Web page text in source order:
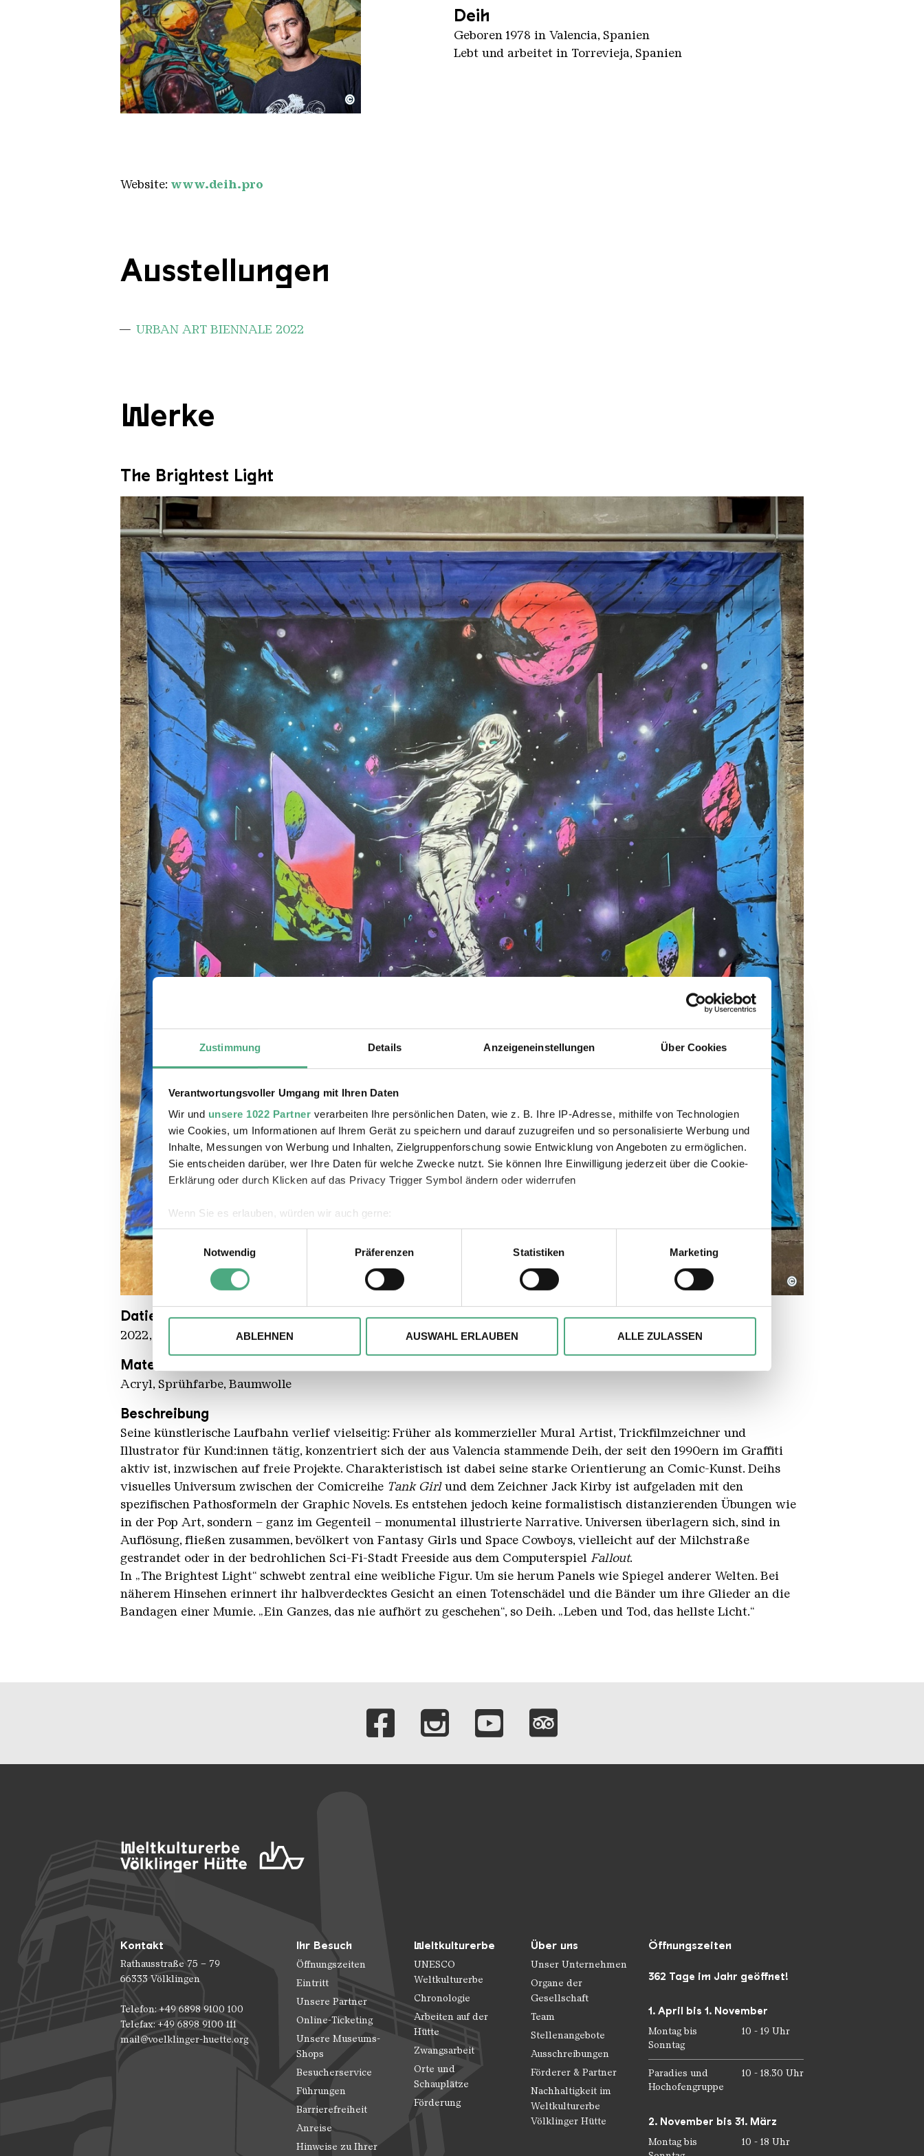
Zustimmung Details Anzeigeneinstellungen Über Cookies
Verantwortungsvoller Umgang mit Ihren Daten
Wir und unsere 1022 Partner verarbeiten Ihre persönlichen Daten, wie z. B. Ihre IP-Adresse, mithilfe von Technologien
wie Cookies, um Informationen auf Ihrem Gerät zu speichern und darauf zuzugreifen und so personalisierte Werbung und
Inhalte, Messungen von Werbung und Inhalten, Zielgruppenforschung sowie Entwicklung von Angeboten zu ermöglichen.
Sie entscheiden darüber, wer Ihre Daten für welche Zwecke nutzt. Sie können Ihre Einwilligung jederzeit über die Cookie-
Erklärung oder durch Klicken auf das Privacy Trigger Symbol ändern oder widerrufen
Wenn Sie es erlauben, würden wir auch gerne:
Informationen über Ihre geografische Lage erfassen, welche bis auf einige Meter genau sein können
Ihr Gerät durch aktives Scannen nach bestimmten Merkmalen (Fingerprinting) identifizieren
Erfahren Sie mehr darüber, wie Ihre persönlichen Daten verarbeitet werden, und legen Sie Ihre Präferenzen imAbschnitt
Einzelheitenfest.
Wir verwenden ggfs. Cookies, um Inhalte und Anzeigen zu personalisieren, besondere Funktionen anbieten zu können und
die Zugriffe auf unsere Website zu analysieren. Außerdem geben wir ggfs. Informationen zu Ihrer Verwendung unserer
der Dienste gesammelt haben.
Einwilligungsauswahl
Notwendig
Präferenzen Statistiken Marketing
ABLEHNEN AUSWAHL ERLAUBEN ALLE ZULASSEN
Deih NKP4970
Copyright: Nika Kramer
©
Deih
Geboren 1978 in Valencia, Spanien
Lebt und arbeitet in Torrevieja, Spanien
Website: www.deih.pro
Ausstellungen
URBAN ART BIENNALE 2022
Werke
The Brightest Light
DEIH Jeanett Dittmar
Copyright: Weltkulturerbe Völklinger Hütte / Jeanette Dittmar
©
Datierung
2022, in situ
Abmessungen
3,4 x 3,5 m
Material
Acryl, Sprühfarbe, Baumwolle
Beschreibung
Seine künstlerische Laufbahn verlief vielseitig: Früher als kommerzieller Mural Artist, Trickfilmzeichner und
Illustrator für Kund:innen tätig, konzentriert sich der aus Valencia stammende Deih, der seit den 1990ern im Graffiti
aktiv ist, inzwischen auf freie Projekte. Charakteristisch ist dabei seine starke Orientierung an Comic-Kunst. Deihs
visuelles Universum zwischen der Comicreihe Tank Girlund dem Zeichner Jack Kirby ist aufgeladen mit den
spezifischen Pathosformeln der Graphic Novels. Es entstehen jedoch keine formalistisch distanzierenden Übungen wie
in der Pop Art, sondern – ganz im Gegenteil – monumental illustrierte Narrative. Universen überlagern sich, sind in
Auflösung, fließen zusammen, bevölkert von Fantasy Girls und Space Cowboys, vielleicht auf der Milchstraße
gestrandet oder in der bedrohlichen Sci-Fi-Stadt Freeside aus dem Computerspiel Fallout.
In „The Brightest Light“ schwebt zentral eine weibliche Figur. Um sie herum Panels wie Spiegel anderer Welten. Bei
näherem Hinsehen erinnert ihr halbverdecktes Gesicht an einen Totenschädel und die Bänder um ihre Glieder an die
Bandagen einer Mumie. „Ein Ganzes, das nie aufhört zu geschehen“, so Deih. „Leben und Tod, das hellste Licht.“
Verlinkungen zu unseren
Kontakt
Rathausstraße 75 – 79
66333 Völklingen
Telefon: +49 6898 9100 100
Telefax: +49 6898 9100 111
mail@voelklinger-huette.org
Ihr Besuch
Öffnungszeiten
Eintritt
Unsere Partner
Online-Ticketing
Unsere Museums-
Shops
Besucherservice
Führungen
Barrierefreiheit
Anreise
Hinweise zu Ihrer
Weltkulturerbe
UNESCO
Weltkulturerbe
Chronologie
Arbeiten auf der
Hütte
Zwangsarbeit
Orte und
Schauplätze
Förderung
Über uns
Unser Unternehmen
Organe der
Gesellschaft
Team
Stellenangebote
Ausschreibungen
Förderer & Partner
Nachhaltigkeit im
Weltkulturerbe
Völklinger Hütte
Öffnungszeiten
362 Tage im Jahr geöffnet!
1. April bis 1. November
Montag bis
Sonntag
10 - 19 Uhr
Paradies und
Hochofengruppe
10 - 18.30 Uhr
2. November bis 31. März
Montag bis
10 - 18 Uhr